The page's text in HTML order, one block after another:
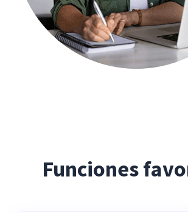
Funciones